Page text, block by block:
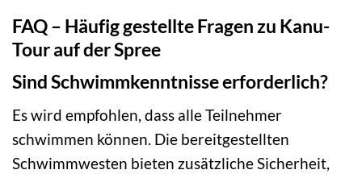
FAQ – Häufig gestellte Fragen zu Kanu-
Tour auf der Spree
Sind Schwimmkenntnisse erforderlich?
Es wird empfohlen, dass alle Teilnehmer
schwimmen können. Die bereitgestellten
Schwimmwesten bieten zusätzliche Sicherheit,